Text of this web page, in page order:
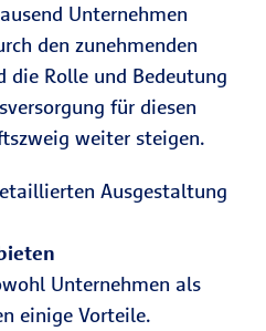
Unternehmen
den zunehmenden
die Rolle und Bedeutung
für diesen
weiter steigen.
Ausgestaltung
Unternehmen als
einige Vorteile.